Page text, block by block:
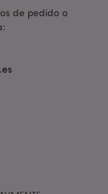
de pedido o
Adobe Inc.